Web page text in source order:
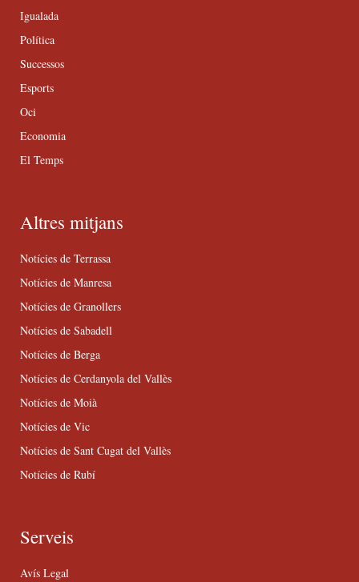
Igualada
Política
Successos
Esports
Oci
Economia
El Temps
Altres mitjans
Notícies de Terrassa
Notícies de Manresa
Notícies de Granollers
Notícies de Sabadell
Notícies de Berga
Notícies de Cerdanyola del Vallès
Notícies de Moià
Notícies de Vic
Notícies de Sant Cugat del Vallès
Notícies de Rubí
Serveis
Avís Legal